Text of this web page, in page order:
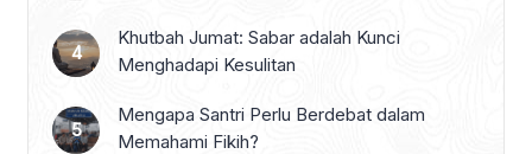
Khutbah Jumat: Sabar adalah Kunci
Menghadapi Kesulitan
Mengapa Santri Perlu Berdebat dalam
Memahami Fikih?